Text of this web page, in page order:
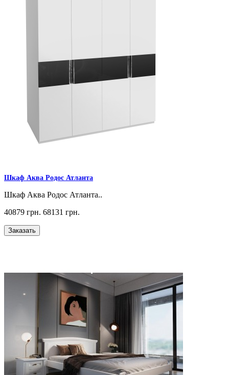
Шкаф Аква Родос Атланта
Шкаф Аква Родос Атланта..
40879 грн. 68131 грн.
Заказать